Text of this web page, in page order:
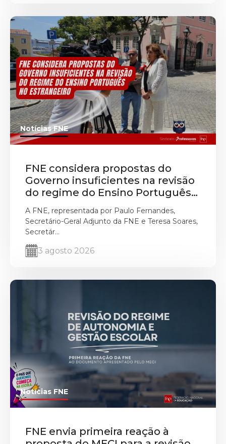
Notícias FNE
FNE considera propostas do
Governo insuficientes na revisão
do regime do Ensino Português
A FNE, representada por Paulo Fernandes,
Secretário-Geral Adjunto da FNE e Teresa Soares,
Secretár...
3 agosto 2026
Notícias FNE
FNE envia primeira reação à